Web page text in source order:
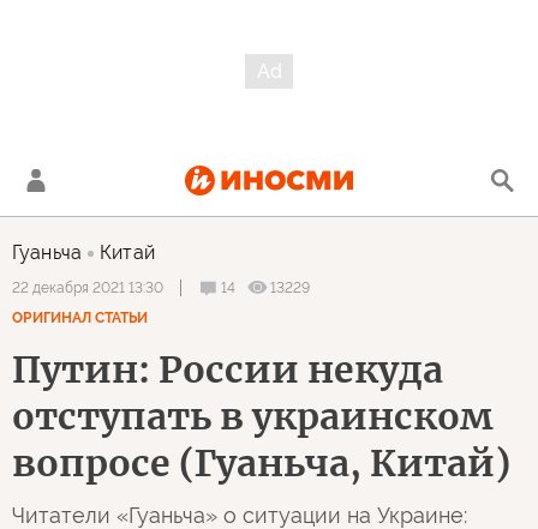
Гуаньча Китай
22 декабря 2021 13:30 14
13229
ОРИГИНАЛ СТАТЬИ
Путин: России некуда
отступать в украинском
вопросе (Гуаньча, Китай)
Читатели «Гуаньча» о ситуации на Украине: